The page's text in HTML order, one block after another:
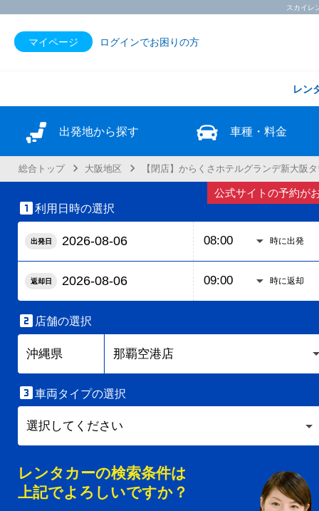
スカイレ
マイページ ログインでお困りの方
レン
出発地から探す 車種・料金
総合トップ 大阪地区 【閉店】からくさホテルグランデ新大阪
公式サイトの予約が
利用日時の選択
出発日 時に出発
返却日 時に返却
 店舗の選択
車両タイプの選択
レンタカーの検索条件は
上記でよろしいですか？